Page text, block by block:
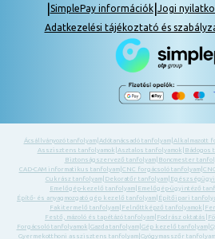
SimplePay információk| Jogi
Adatkezelési tájékoztató és
Ácsállványozó tanfolyam| Adótanácsadó tanfolyam| Alkalmazott
Asszisztens tanfolyamok Asztalos tanfolyamok Bádogos
Biztonságszervező tanfolyam| Boncmester
CAD-CAM informatikus tanfolyam| CNC forgácsoló tanfolyam|
Cukrász tanfolyam| Dekoratőr tanfolyam|
Emelőgép-kezelő tanfolyam Emelőgép-ügyintéző
Építő- és anyagmozgató gép kezelő tanfolyam Építőipari
Fakitermelő tanfolyam Felnőttképző tanfolyamok
Festő, mázoló és tapétázó tanfolyam Fodrász oktatás
Forgácsoló tanfolyamok Gazda tanfolyam| Gép kezelő tanfolyam|
Gyermekotthoni asszisztens tanfolyam| Gyógymasszőr tanfolyam